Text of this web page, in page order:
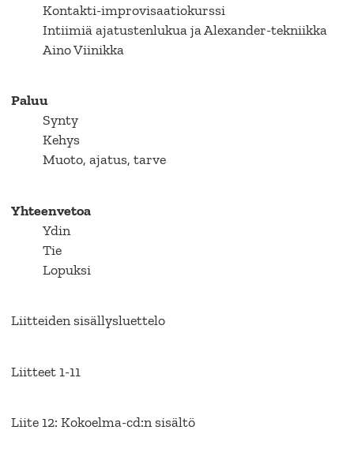
Kontakti-improvisaatiokurssi
Intiimiä ajatustenlukua ja Alexander-tekniikka
Aino Viinikka
Paluu
Synty
Kehys
Muoto, ajatus, tarve
Yhteenvetoa
Ydin
Tie
Lopuksi
Liitteiden sisällysluettelo
Liitteet 1-11
Liite 12: Kokoelma-cd:n sisältö